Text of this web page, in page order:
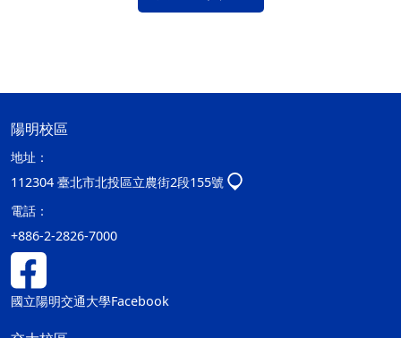
陽明校區
地址：
112304 臺北市北投區立農街2段155號
電話：
+886-2-2826-7000
國立陽明交通大學Facebook